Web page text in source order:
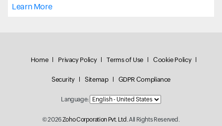
Learn More
Home Privacy Policy Terms of Use Cookie Policy
Security Sitemap GDPR Compliance
Language:
© 2026Zoho Corporation Pvt. Ltd.All Rights Reserved.